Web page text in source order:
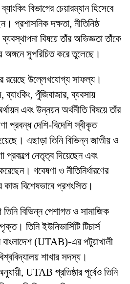
বিভাগের চেয়ারম্যান হিসেবে
প্রশাসনিক দক্ষতা, নীতিনিষ্ঠ
বিষয়ে তাঁর অভিজ্ঞতা তাঁকে
অঙ্গনে সুপরিচিত করে তুলেছে।
রয়েছে উল্লেখযোগ্য সাফল্য।
ব্যাংকিং, পুঁজিবাজার, ব্যবসায়
এবং উন্নয়ন অর্থনীতি বিষয়ে তাঁর
প্রবন্ধ দেশি-বিদেশি স্বীকৃত
এছাড়া তিনি বিভিন্ন জাতীয় ও
প্রকল্পে নেতৃত্ব দিয়েছেন এবং
গবেষণা ও নীতিনির্ধারণের
কাজ বিশেষভাবে প্রশংসিত।
তিনি বিভিন্ন পেশাগত ও সামাজিক
তিনি ইউনিভার্সিটি টিচার্স
(UTAB)-এর পটুয়াখালী
শাখার সদস্য।
UTAB প্রতিষ্ঠার পূর্বেও তিনি